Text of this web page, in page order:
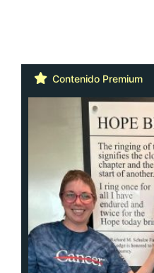
Contenido Premium